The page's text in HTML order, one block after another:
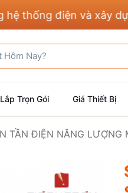
điện và xây dựng
Trọn Gói Giá Thiết Bị
TẦN ĐIỆN NĂNG LƯỢNG